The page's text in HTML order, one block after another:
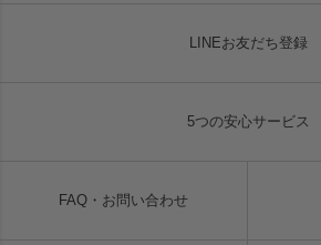
LINEお友だち登録
5つの安心サービス
FAQ・お問い合わせ